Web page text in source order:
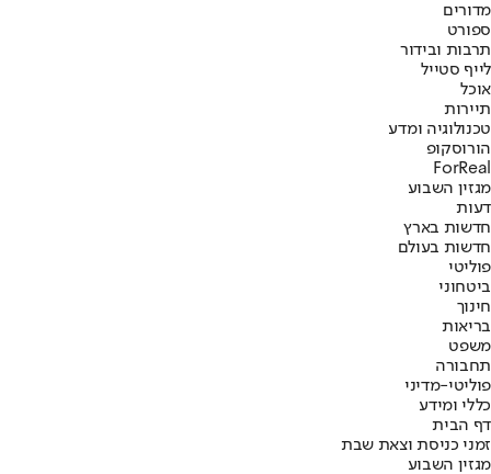
מדורים
ספורט
תרבות ובידור
לייף סטייל
אוכל
תיירות
טכנולוגיה ומדע
הורוסקופ
ForReal
מגזין השבוע
דעות
חדשות בארץ
חדשות בעולם
פוליטי
ביטחוני
חינוך
בריאות
משפט
תחבורה
פוליטי-מדיני
כללי ומידע
דף הבית
זמני כניסת וצאת שבת
מגזין השבוע